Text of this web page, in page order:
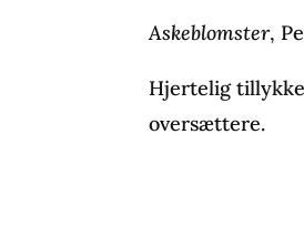
Askeblomster,
Hjertelig
oversættere.